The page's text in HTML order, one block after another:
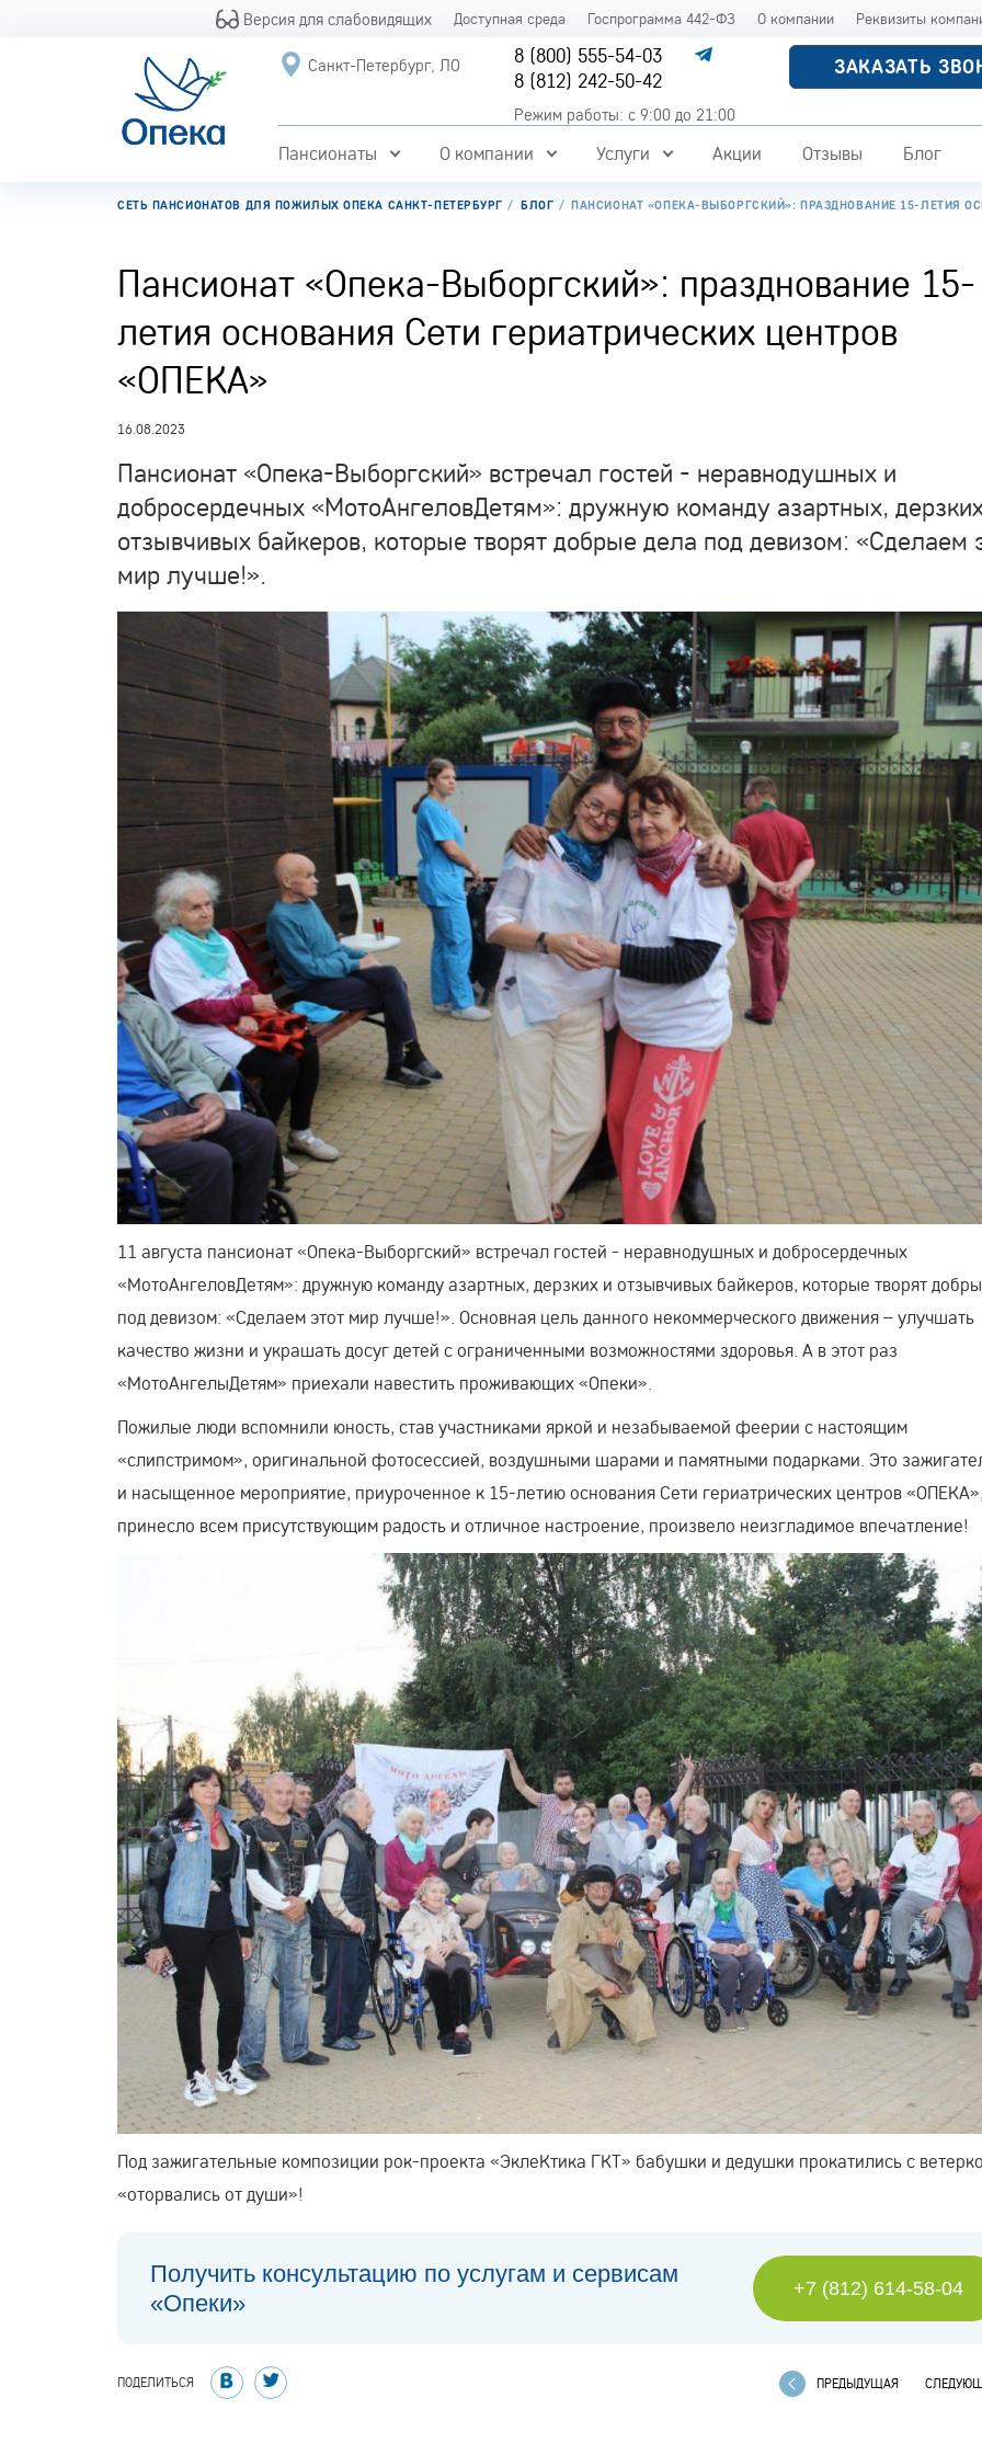
Версия для слабовидящих Доступная среда Госпрограмма 442-ФЗ О компании Реквизиты
Санкт-Петербург, ЛО
8 (800) 555-54-03
8 (812) 242-50-42
Режим работы: с 9:00 до 21:00
ЗАКАЗАТЬ
Пансионаты О компании Услуги Акции Отзывы Блог
СЕТЬ ПАНСИОНАТОВ ДЛЯ ПОЖИЛЫХ ОПЕКА САНКТ-ПЕТЕРБУРГ БЛОГ ПАНСИОНАТ «ОПЕКА-ВЫБОРГСКИЙ»: ПРАЗДНОВАНИЕ 15-ЛЕТИЯ
Пансионат «Опека-Выборгский»: празднование 15-
летия основания Сети гериатрических центров
«ОПЕКА»
16.08.2023
Пансионат «Опека-Выборгский» встречал гостей - неравнодушных и
добросердечных «МотоАнгеловДетям»: дружную команду азартных,
отзывчивых байкеров, которые творят добрые дела под девизом: «Сделаем
мир лучше!».
11 августа пансионат «Опека-Выборгский» встречал гостей - неравнодушных и добросердечных
«МотоАнгеловДетям»: дружную команду азартных, дерзких и отзывчивых байкеров, которые творят
под девизом: «Сделаем этот мир лучше!». Основная цель данного некоммерческого движения – улучшать
качество жизни и украшать досуг детей с ограниченными возможностями здоровья. А в этот раз
«МотоАнгелыДетям» приехали навестить проживающих «Опеки».
Пожилые люди вспомнили юность, став участниками яркой и незабываемой феерии с настоящим
«слипстримом», оригинальной фотосессией, воздушными шарами и памятными подарками. Это
и насыщенное мероприятие, приуроченное к 15-летию основания Сети гериатрических центров
принесло всем присутствующим радость и отличное настроение, произвело неизгладимое впечатление!
Под зажигательные композиции рок-проекта «ЭклеКтика ГКТ» бабушки и дедушки прокатились с
«оторвались от души»!
Получить консультацию по услугам и сервисам
«Опеки»
+7 (812) 614-58-04
ПОДЕЛИТЬСЯ ПРЕДЫДУЩАЯ